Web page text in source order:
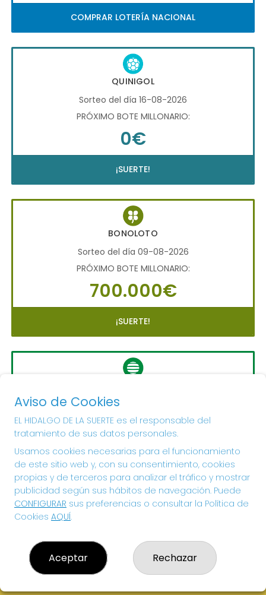
COMPRAR LOTERÍA NACIONAL
QUINIGOL
Sorteo del día 16-08-2026
PRÓXIMO BOTE MILLONARIO:
0€
¡SUERTE!
BONOLOTO
Sorteo del día 09-08-2026
PRÓXIMO BOTE MILLONARIO:
700.000€
¡SUERTE!
Sorteo del día 10-08-2026
PRÓXIMO BOTE MILLONARIO:
56.000.000€
¡SUERTE!
Aviso de Cookies
EL HIDALGO DE LA SUERTE es el responsable del
tratamiento de sus datos personales.
Usamos cookies necesarias para el funcionamiento
de este sitio web y, con su consentimiento, cookies
propias y de terceros para analizar el tráfico y mostrar
publicidad según sus hábitos de navegación. Puede
CONFIGURAR sus preferencias o consultar la Política de
Cookies AQUÍ.
Aceptar Rechazar